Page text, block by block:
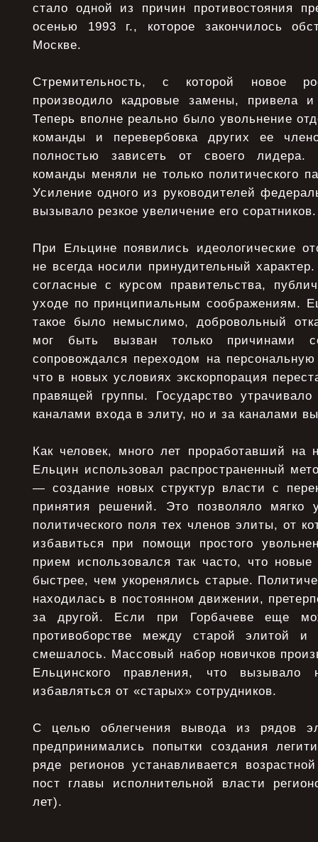
стало одной из причин противостояния
осенью 1993 г., которое закончилось
Москве.
Стремительность, с которой новое
производило кадровые замены, привела
Теперь вполне реально было увольнение
команды и перевербовка других ее
полностью зависеть от своего
команды меняли не только политического
Усиление одного из руководителей
вызывало резкое увеличение его соратников.
При Ельцине появились идеологические
не всегда носили принудительный
согласные с курсом правительства,
уходе по принципиальным соображениям.
такое было немыслимо, добровольный
мог быть вызван только причинами
сопровождался переходом на
что в новых условиях экскорпорация
правящей группы. Государство
каналами входа в элиту, но и за каналами
Как человек, много лет проработавший на
Ельцин использовал распространенный
— создание новых структур власти с
принятия решений. Это позволяло мягко
политического поля тех членов элиты, от
избавиться при помощи простого
прием использовался так часто, что новые
быстрее, чем укоренялись старые.
находилась в постоянном движении,
за другой. Если при Горбачеве еще
противоборстве между старой элитой
смешалось. Массовый набор новичков
Ельцинского правления, что вызывало
избавляться от «старых» сотрудников.
С целью облегчения вывода из рядов
предпринимались попытки создания
ряде регионов устанавливается
пост главы исполнительной власти
лет).